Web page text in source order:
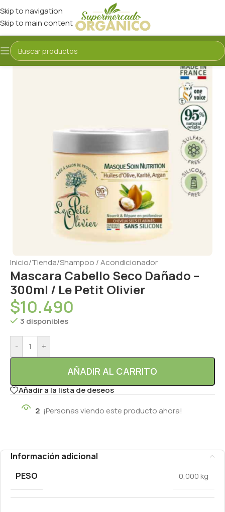
Skip to navigation
Skip to main content
Inicio/Tienda/Shampoo / Acondicionador
Mascara Cabello Seco Dañado –
300ml / Le Petit Olivier
$10.490
3 disponibles
- +
AÑADIR AL CARRITO
Añadir a la lista de deseos
2 ¡Personas viendo este producto ahora!
Información adicional
PESO
0,000 kg